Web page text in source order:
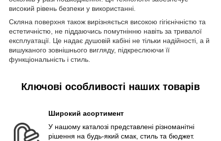
високий рівень безпеки у використанні.
Скляна поверхня також вирізняється високою гігієнічністю та
естетичністю, не піддаючись помутнінню навіть за тривалої
експлуатації. Це надає душовій кабіні не тільки надійності, а й
вишуканого зовнішнього вигляду, підкреслюючи її
функціональність і стиль.
Ключові особливості наших товарів
Широкий асортимент
У нашому каталозі представлені різноманітні
рішення на будь-який смак, стиль та бюджет.